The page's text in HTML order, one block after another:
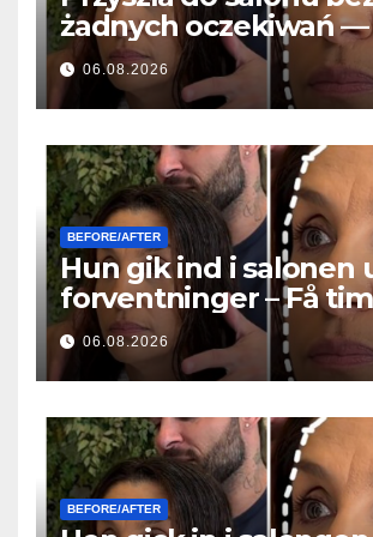
żadnych oczekiwań —
godzin później wszyscy
zadawali to samo
06.08.2026
BEFORE/AFTER
Hun gik ind i salonen
forventninger – Få
senere stillede alle det
samme spørgsmål
06.08.2026
BEFORE/AFTER